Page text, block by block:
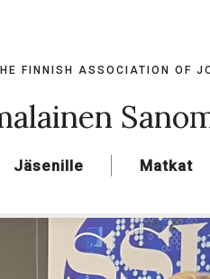
FINNISH ASSOCIATION OF
Jäsenille Matkat